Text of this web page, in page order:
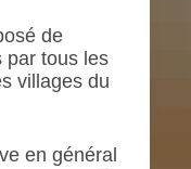
de
par tous les
villages du
en général